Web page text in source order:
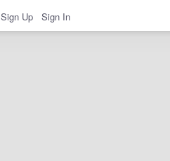
Sign Up Sign In